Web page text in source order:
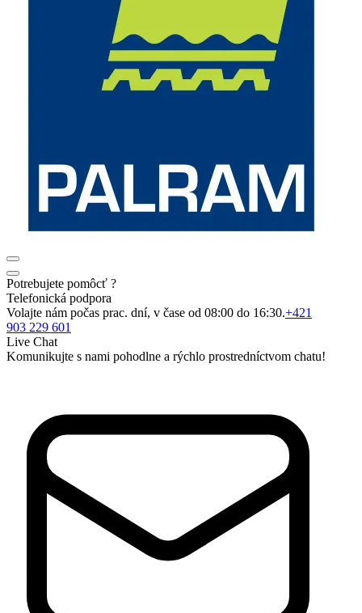
Potrebujete pomôcť ?
Telefonická podpora
Volajte nám počas prac. dní, v čase od 08:00 do 16:30.+421
903 229 601
Live Chat
Komunikujte s nami pohodlne a rýchlo prostredníctvom chatu!